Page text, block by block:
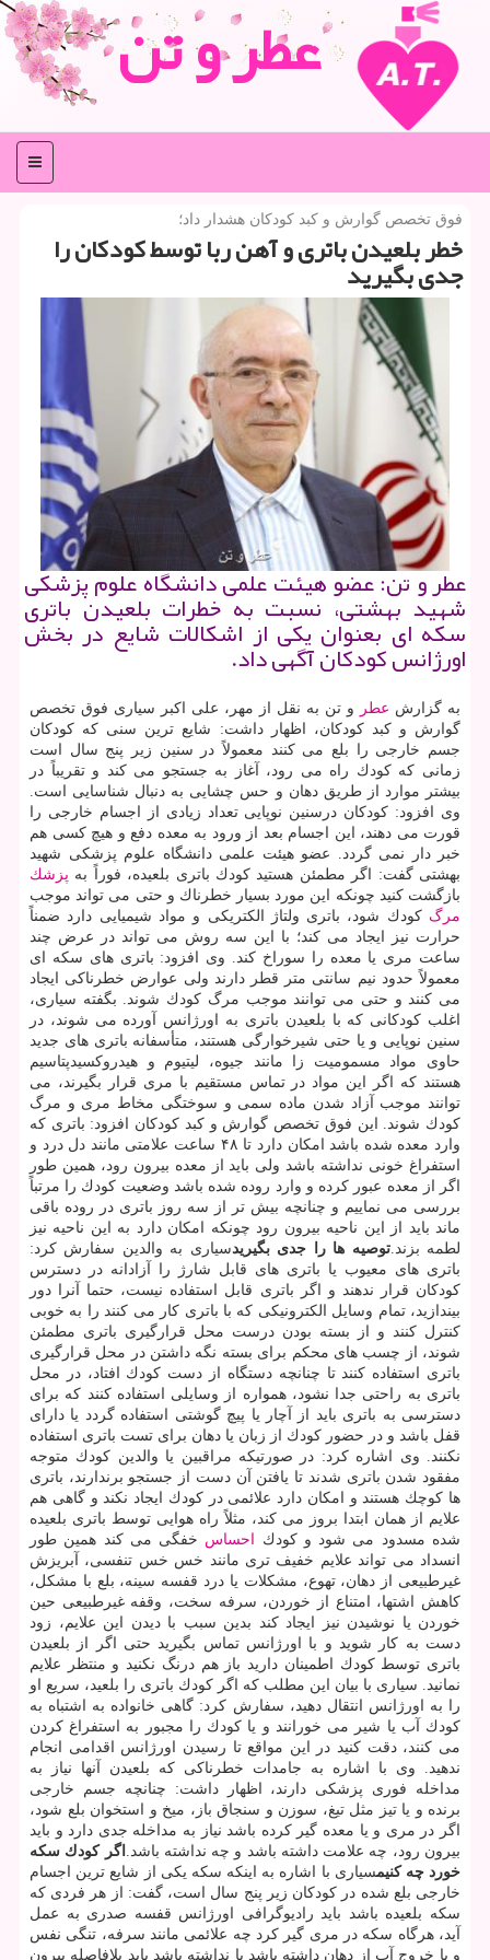
عطر و تن
منو
فوق تخصص گوارش و كبد كودكان هشدار داد؛
خطر بلعیدن باتری و آهن ربا توسط كودكان را
جدی بگیرید
عطر و تن: عضو هیئت علمی دانشگاه علوم پزشكی
شهید بهشتی، نسبت به خطرات بلعیدن باتری
سكه ای بعنوان یكی از اشكالات شایع در بخش
اورژانس كودكان آگهی داد.
به گزارش عطر
و تن به نقل از مهر، علی اكبر سیاری فوق تخصص
گوارش و كبد كودكان، اظهار داشت: شایع ترین سنی كه كودكان
جسم خارجی را بلع می كنند معمولاً در سنین زیر پنج سال است
زمانی كه كودك راه می رود، آغاز به جستجو می كند و تقریباً در
بیشتر موارد از طریق دهان و حس چشایی به دنبال شناسایی است.
وی افزود: كودكان درسنین نوپایی تعداد زیادی از اجسام خارجی را
قورت می دهند، این اجسام بعد از ورود به معده دفع و هیچ كسی هم
خبر دار نمی گردد. عضو هیئت علمی دانشگاه علوم پزشكی شهید
بهشتی گفت: اگر مطمئن هستید كودك باتری بلعیده، فوراً به پزشك
بازگشت كنید چونكه این مورد بسیار خطرناك و حتی می تواند موجب
مرگ كودك شود، باتری ولتاژ الكتریكی و مواد شیمیایی دارد ضمناً
حرارت نیز ایجاد می كند؛ با این سه روش می تواند در عرض چند
ساعت مری یا معده را سوراخ كند. وی افزود: باتری های سكه ای
معمولاً حدود نیم سانتی متر قطر دارند ولی عوارض خطرناكی ایجاد
می كنند و حتی می توانند موجب مرگ كودك شوند. بگفته سیاری،
اغلب كودكانی كه با بلعیدن باتری به اورژانس آورده می شوند، در
سنین نوپایی و یا حتی شیرخوارگی هستند، متأسفانه باتری های جدید
حاوی مواد مسمومیت زا مانند جیوه، لیتیوم و هیدروكسیدپتاسیم
هستند كه اگر این مواد در تماس مستقیم با مری قرار بگیرند، می
توانند موجب آزاد شدن ماده سمی و سوختگی مخاط مری و مرگ
كودك شوند. این فوق تخصص گوارش و كبد كودكان افزود: باتری كه
وارد معده شده باشد امكان دارد تا ۴۸ ساعت علامتی مانند دل درد و
استفراغ خونی نداشته باشد ولی باید از معده بیرون رود، همین طور
اگر از معده عبور كرده و وارد روده شده باشد وضعیت كودك را مرتباً
بررسی می نماییم و چنانچه بیش تر از سه روز باتری در روده باقی
ماند باید از این ناحیه بیرون رود چونكه امكان دارد به این ناحیه نیز
لطمه بزند.توصیه ها را جدی بگیریدسیاری به والدین سفارش كرد:
باتری های معیوب یا باتری های قابل شارژ را آزادانه در دسترس
كودكان قرار ندهند و اگر باتری قابل استفاده نیست، حتما آنرا دور
بیندازید، تمام وسایل الكترونیكی كه با باتری كار می كنند را به خوبی
كنترل كنند و از بسته بودن درست محل قرارگیری باتری مطمئن
شوند، از چسب های محكم برای بسته نگه داشتن در محل قرارگیری
باتری استفاده كنند تا چنانچه دستگاه از دست كودك افتاد، در محل
باتری به راحتی جدا نشود، همواره از وسایلی استفاده كنند كه برای
دسترسی به باتری باید از آچار یا پیچ گوشتی استفاده گردد یا دارای
قفل باشد و در حضور كودك از زبان یا دهان برای تست باتری استفاده
نكنند. وی اشاره كرد: در صورتیكه مراقبین یا والدین كودك متوجه
مفقود شدن باتری شدند تا یافتن آن دست از جستجو برندارند، باتری
ها كوچك هستند و امكان دارد علائمی در كودك ایجاد نكند و گاهی هم
علایم از همان ابتدا بروز می كند، مثلاً راه هوایی توسط باتری بلعیده
شده مسدود می شود و كودك احساس خفگی می كند همین طور
انسداد می تواند علایم خفیف تری مانند خس خس تنفسی، آبریزش
غیرطبیعی از دهان، تهوع، مشكلات یا درد قفسه سینه، بلع با مشكل،
كاهش اشتها، امتناع از خوردن، سرفه سخت، وقفه غیرطبیعی حین
خوردن یا نوشیدن نیز ایجاد كند بدین سبب با دیدن این علایم، زود
دست به كار شوید و با اورژانس تماس بگیرید حتی اگر از بلعیدن
باتری توسط كودك اطمینان دارید باز هم درنگ نكنید و منتظر علایم
نمانید. سیاری با بیان این مطلب كه اگر كودك باتری را بلعید، سریع او
را به اورژانس انتقال دهید، سفارش كرد: گاهی خانواده به اشتباه به
كودك آب یا شیر می خورانند و یا كودك را مجبور به استفراغ كردن
می كنند، دقت كنید در این مواقع تا رسیدن اورژانس اقدامی انجام
ندهید. وی با اشاره به جامدات خطرناكی كه بلعیدن آنها نیاز به
مداخله فوری پزشكی دارند، اظهار داشت: چنانچه جسم خارجی
برنده و یا تیز مثل تیغ، سوزن و سنجاق باز، میخ و استخوان بلع شود،
اگر در مری و یا معده گیر كرده باشد نیاز به مداخله جدی دارد و باید
بیرون رود، چه علامت داشته باشد و چه نداشته باشد. اگر كودك سكه
خورد چه كنیمسیاری با اشاره به اینكه سكه یكی از شایع ترین اجسام
خارجی بلع شده در كودكان زیر پنج سال است، گفت: از هر فردی كه
سكه بلعیده باشد باید رادیوگرافی اورژانس قفسه صدری به عمل
آید، هرگاه سكه در مری گیر كرد چه علائمی مانند سرفه، تنگی نفس
و یا خروج آب از دهان داشته باشد یا نداشته باشد باید بلافاصله بیرون